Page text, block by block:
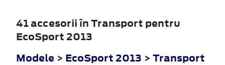
41 accesorii în Transport pentru
EcoSport 2013
Modele > EcoSport 2013 > Transport